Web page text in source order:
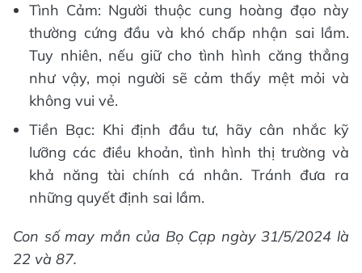
Tình Cảm: Người thuộc cung hoàng đạo này
thường cứng đầu và khó chấp nhận sai lầm.
Tuy nhiên, nếu giữ cho tình hình căng thẳng
như vậy, mọi người sẽ cảm thấy mệt mỏi và
không vui vẻ.
Tiền Bạc: Khi định đầu tư, hãy cân nhắc kỹ
lưỡng các điều khoản, tình hình thị trường và
khả năng tài chính cá nhân. Tránh đưa ra
những quyết định sai lầm.
Con số may mắn của Bọ Cạp ngày 31/5/2024 là
22 và 87.